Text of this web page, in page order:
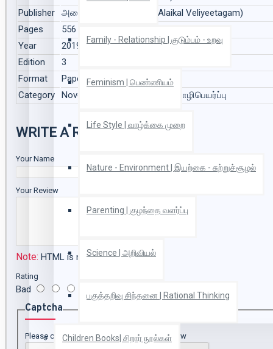
Family - Relationship | குடும்பம் - உறவு
Feminism | பெண்ணியம்
Life Style | வாழ்க்கை முறை
Nature - Environment | இயற்கை - சுற்றுச்சூழல்
Parenting | குழந்தை வளர்ப்பு
Science | அறிவியல்
பகுத்தறிவு சிந்தனை | Rational Thinking
Children Books| சிறார் நூல்கள்
Publisher
அலைகள் வெளியீட்டகம் (Alaikal Veliyeetagam)
Pages
556
Year
2019
Edition
3
Format
Paper Back
Category
Novel | நாவல், Translation | மொழிபெயர்ப்பு
WRITE A REVIEW
Your Name
Your Review
Note: HTML is not translated!
Rating
Bad
Captcha
Please complete the captcha validation below